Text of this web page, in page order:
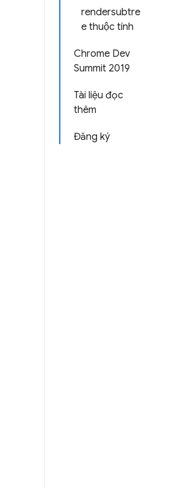
rendersubtre
e thuộc tính
Chrome Dev
Summit 2019
Tài liệu đọc
thêm
Đăng ký